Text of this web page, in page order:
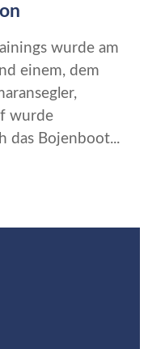
wurde am
einem, dem
wurde
das Bojenboot...